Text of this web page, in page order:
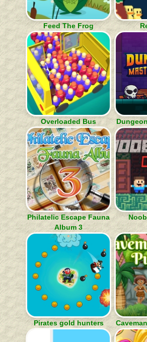
Feed The Frog
Overloaded Bus
Philatelic Escape Fauna
Album 3
Pirates gold hunters